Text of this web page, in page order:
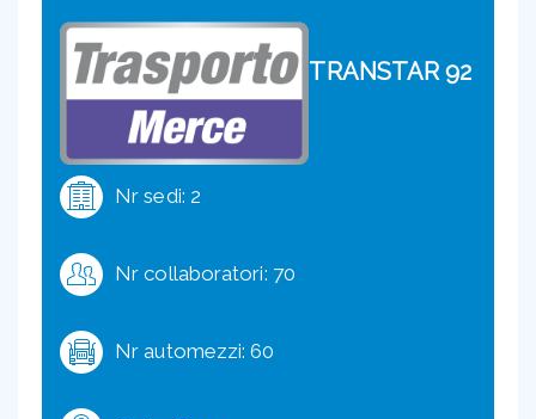
TRANSTAR 92
Nr sedi: 2
Nr collaboratori: 70
Nr automezzi: 60